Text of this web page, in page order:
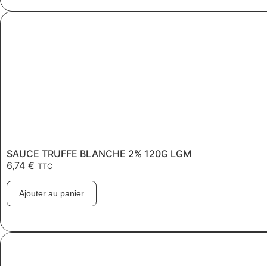
SAUCE TRUFFE BLANCHE 2% 120G LGM
6,74 € TTC
Ajouter au panier